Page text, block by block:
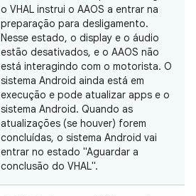
o VHAL instrui o AAOS a entrar na
preparação para desligamento.
Nesse estado, o display e o áudio
estão desativados, e o AAOS não
está interagindo com o motorista. O
sistema Android ainda está em
execução e pode atualizar apps e o
sistema Android. Quando as
atualizações (se houver) forem
concluídas, o sistema Android vai
entrar no estado "Aguardar a
conclusão do VHAL".